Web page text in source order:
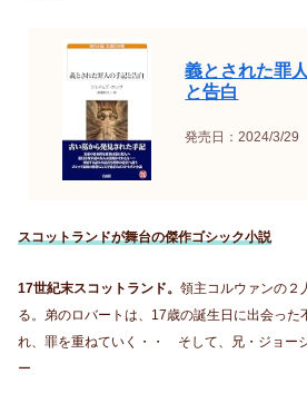
義とされた罪
と告白
発売日：2024/3/29
スコットランドが舞台の傑作ゴシック小説
17世紀末スコットランド。 領主コルウァンの２
る。弟のロバートは、17歳の誕生日に出会った
れ、罪を重ねていく・・ そして、兄・ジョー
ー